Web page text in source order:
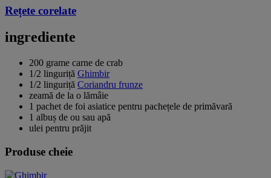
Rețete corelate
ingrediente
200 grame carne de crab
1/2 linguriță Ghimbir
1/2 linguriță Coriandru frunze
zeamă de la o lămâie
1 pachet de foi asiatice pentru pachețele de primăvară
1 albuș de ou sau apă
ulei pentru prăjit
Produse cheie